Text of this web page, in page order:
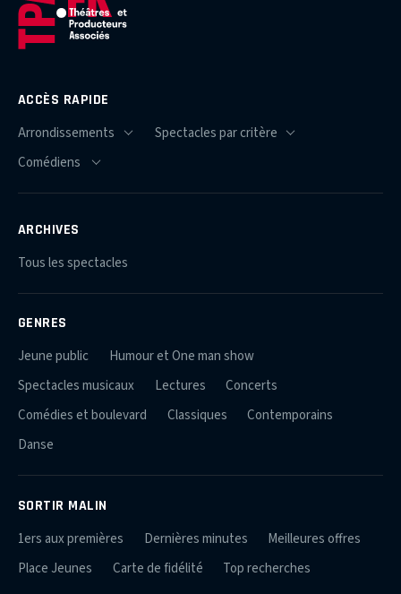
ACCÈS RAPIDE
ARCHIVES
Tous les spectacles
GENRES
Jeune public
Humour et One man show
Spectacles musicaux
Lectures
Concerts
Comédies et boulevard
Classiques
Contemporains
Danse
SORTIR MALIN
1ers aux premières Dernières minutes
Meilleures offres
Place Jeunes
Carte de fidélité Top recherches